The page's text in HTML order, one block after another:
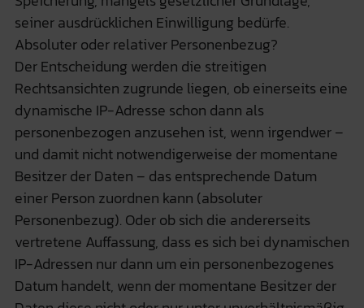
seiner ausdrücklichen Einwilligung bedürfe.
Absoluter oder relativer Personenbezug?
Der Entscheidung werden die streitigen
Rechtsansichten zugrunde liegen, ob einerseits eine
dynamische IP-Adresse schon dann als
personenbezogen anzusehen ist, wenn irgendwer –
und damit nicht notwendigerweise der momentane
Besitzer der Daten – das entsprechende Datum
einer Person zuordnen kann (absoluter
Personenbezug). Oder ob sich die andererseits
vertretene Auffassung, dass es sich bei dynamischen
IP-Adressen nur dann um ein personenbezogenes
Datum handelt, wenn der momentane Besitzer der